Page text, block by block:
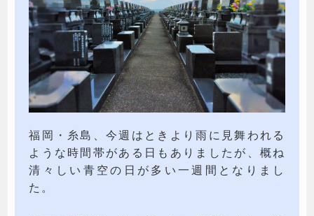
福岡・糸島、今週はときより雨に見舞われる
ような時間帯がある日もありましたが、概ね
清々しい青空の日が多い一週間となりまし
た。